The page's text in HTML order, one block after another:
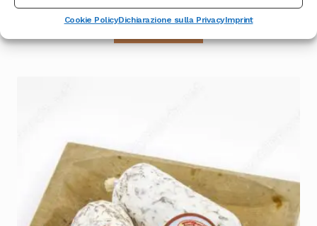
Cookie PolicyDichiarazione sulla PrivacyImprint
Leggi tutto